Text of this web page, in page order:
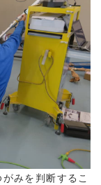
みを判断するこ